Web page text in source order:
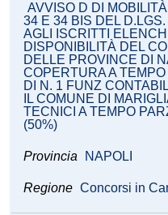
AVVISO D DI
34 E 34 BIS DEL
AGLI ISCRITTI
DISPONIBILITÀ DEL
DELLE PROVINCE DI
COPERTURA A
DI N. 1 FUNZ
IL COMUNE DI
TECNICI A TEMPO
(50%)
Provincia NAPOLI
Regione Concorsi in